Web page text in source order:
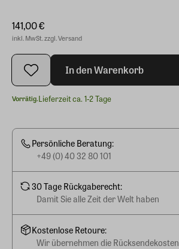
141,00 €
inkl. MwSt. zzgl. Versand
In den Warenkorb
Vorrätig.Lieferzeit ca. 1-2 Tage
Persönliche Beratung:
+49 (0) 40 32 80 101
30 Tage Rückgaberecht:
Damit Sie alle Zeit der Welt haben
Kostenlose Retoure:
Wir übernehmen die Rücksendekosten